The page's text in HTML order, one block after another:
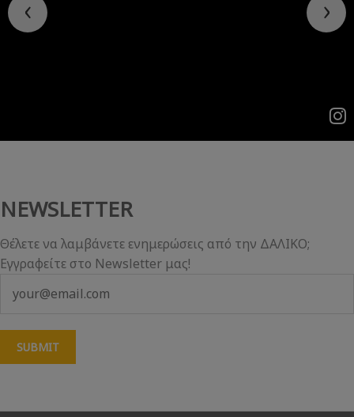
NEWSLETTER
Θέλετε να λαμβάνετε ενημερώσεις από την ΔΑΛΙΚΟ;
Εγγραφείτε στο Newsletter μας!
SUBMIT